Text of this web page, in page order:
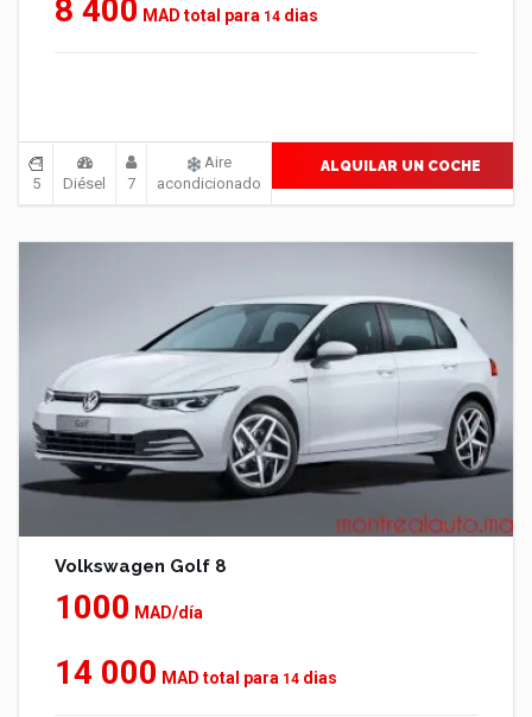
8 400 MAD total para 14 dias
5 Diésel 7
Aire
acondicionado
ALQUILAR UN COCHE
Volkswagen Golf 8
1000 MAD/día
14 000 MAD total para 14 dias